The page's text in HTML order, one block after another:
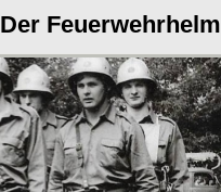
Der Feuerwehrhelm